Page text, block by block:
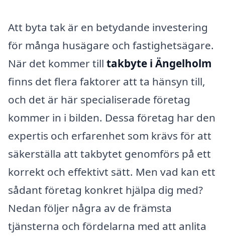
Att byta tak är en betydande investering
för många husägare och fastighetsägare.
När det kommer till takbyte i Ängelholm
finns det flera faktorer att ta hänsyn till,
och det är här specialiserade företag
kommer in i bilden. Dessa företag har den
expertis och erfarenhet som krävs för att
säkerställa att takbytet genomförs på ett
korrekt och effektivt sätt. Men vad kan ett
sådant företag konkret hjälpa dig med?
Nedan följer några av de främsta
tjänsterna och fördelarna med att anlita